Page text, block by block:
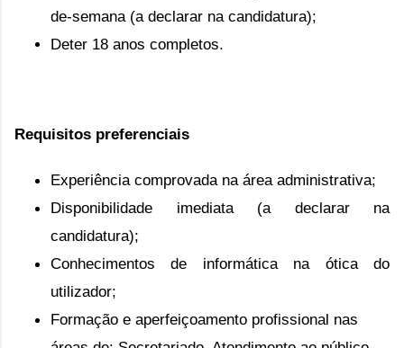
de-semana (a declarar na candidatura);
Deter 18 anos completos.
Requisitos preferenciais
Experiência comprovada na área administrativa;
Disponibilidade imediata (a declarar na
candidatura);
Conhecimentos de informática na ótica do
utilizador;
Formação e aperfeiçoamento profissional nas